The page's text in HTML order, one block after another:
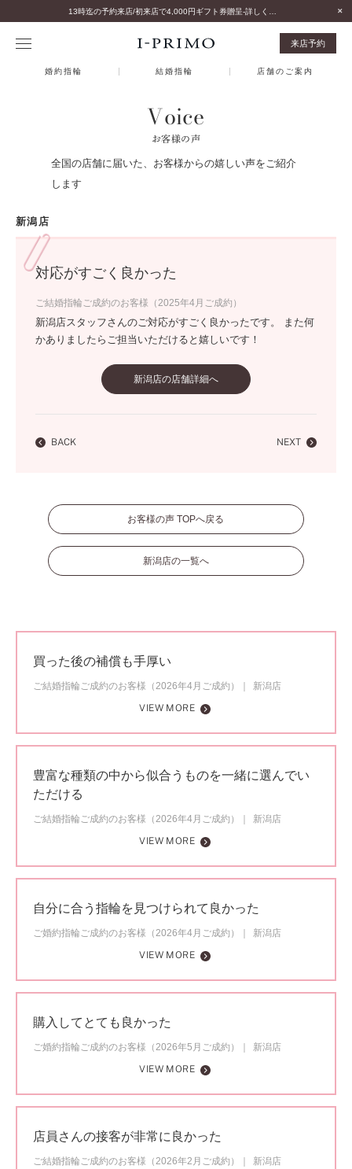
来店予約
婚約指輪 結婚指輪 店舗のご案内
Voice
お客様の声
全国の店舗に届いた、お客様からの嬉しい声をご紹介
します
新潟店
対応がすごく良かった
ご結婚指輪ご成約のお客様（2025年4月ご成約）
新潟店スタッフさんのご対応がすごく良かったです。 また何
かありましたらご担当いただけると嬉しいです！
新潟店の店舗詳細へ
BACK NEXT
お客様の声 TOPへ戻る
新潟店の一覧へ
買った後の補償も手厚い
ご結婚指輪ご成約のお客様（2026年4月ご成約）
新潟店
VIEW MORE
豊富な種類の中から似合うものを一緒に選んでい
ただける
ご結婚指輪ご成約のお客様（2026年4月ご成約）
新潟店
VIEW MORE
自分に合う指輪を見つけられて良かった
ご婚約指輪ご成約のお客様（2026年4月ご成約）
新潟店
VIEW MORE
購入してとても良かった
ご婚約指輪ご成約のお客様（2026年5月ご成約）
新潟店
VIEW MORE
店員さんの接客が非常に良かった
ご結婚指輪ご成約のお客様（2026年2月ご成約）
新潟店